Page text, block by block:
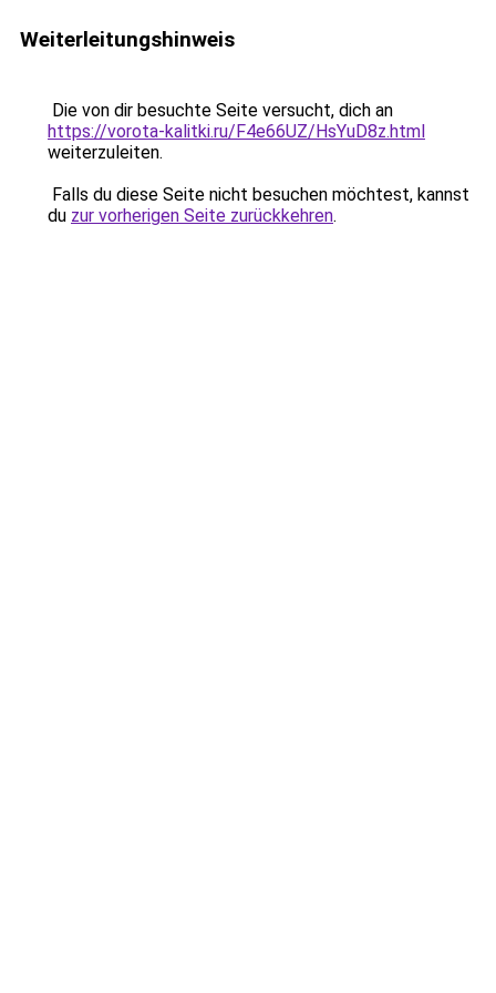
Weiterleitungshinweis
Die von dir besuchte Seite versucht, dich an
https://vorota-kalitki.ru/F4e66UZ/HsYuD8z.html
weiterzuleiten.
Falls du diese Seite nicht besuchen möchtest, kannst
du zur vorherigen Seite zurückkehren.